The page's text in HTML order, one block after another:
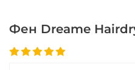
Фен Dreame